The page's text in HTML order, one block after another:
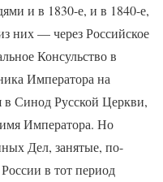
и в 1830-е, и в 1840-е,
них — через Российское
Консульство в
Императора на
в Синод Русской Церкви,
Императора. Но
Дел, занятые, по-
в тот период